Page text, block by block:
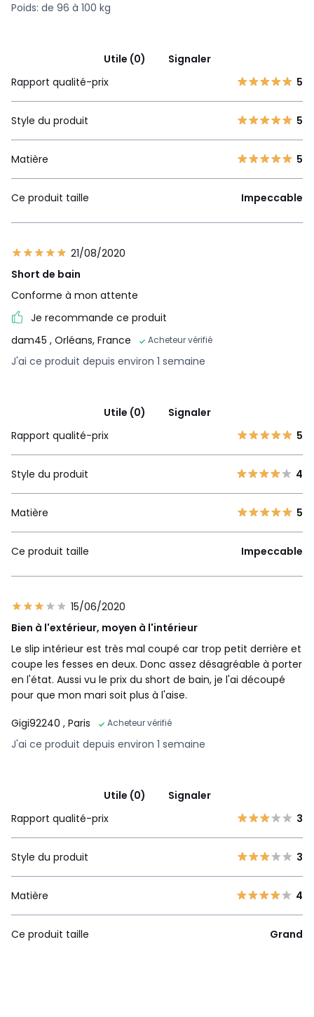
Poids: de 96 à 100 kg
Utile (0)
Signaler
Rapport qualité-prix
5
Style du produit 5
Matière 5
Ce produit taille Impeccable
21/08/2020
Short de bain
Conforme à mon attente
Je recommande ce produit
dam45 , Orléans, France Acheteur vérifié
J'ai ce produit depuis environ 1 semaine
Utile (0)
Signaler
Rapport qualité-prix
5
Style du produit 4
Matière 5
Ce produit taille Impeccable
15/06/2020
Bien à l'extérieur, moyen à l'intérieur
Le slip intérieur est très mal coupé car trop petit derrière et
coupe les fesses en deux. Donc assez désagréable à porter
en l'état. Aussi vu le prix du short de bain, je l'ai découpé
pour que mon mari soit plus à l'aise.
Gigi92240 , Paris Acheteur vérifié
J'ai ce produit depuis environ 1 semaine
Utile (0)
Signaler
Rapport qualité-prix
3
Style du produit 3
Matière 4
Ce produit taille Grand